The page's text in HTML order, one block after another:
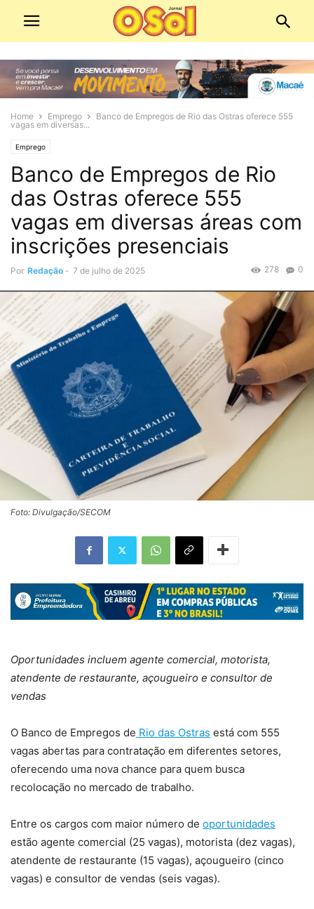
Home Emprego
Banco de Empregos de Rio das Ostras oferece 555
vagas em diversas...
Emprego
Banco de Empregos de Rio
das Ostras oferece 555
vagas em diversas áreas com
inscrições presenciais
Por Redação - 7 de julho de 2025 0
278
Foto: Divulgação/SECOM
Oportunidades incluem agente comercial, motorista,
atendente de restaurante, açougueiro e consultor de
vendas
O Banco de Empregos de Rio das Ostras está com 555
vagas abertas para contratação em diferentes setores,
oferecendo uma nova chance para quem busca
recolocação no mercado de trabalho.
Entre os cargos com maior número de oportunidades
estão agente comercial (25 vagas), motorista (dez vagas),
atendente de restaurante (15 vagas), açougueiro (cinco
vagas) e consultor de vendas (seis vagas).